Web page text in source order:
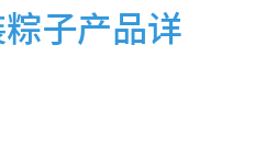
子产品详